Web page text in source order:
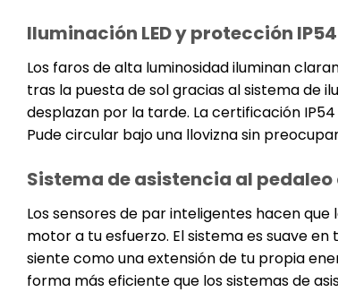
Iluminación LED y protección IP54
Los faros de alta luminosidad iluminan
tras la puesta de sol gracias al sistema de
desplazan por la tarde. La certificación
Pude circular bajo una llovizna sin
Sistema de asistencia al pedaleo
Los sensores de par inteligentes hacen
motor a tu esfuerzo. El sistema es suave
siente como una extensión de tu propia
forma más eficiente que los sistemas de